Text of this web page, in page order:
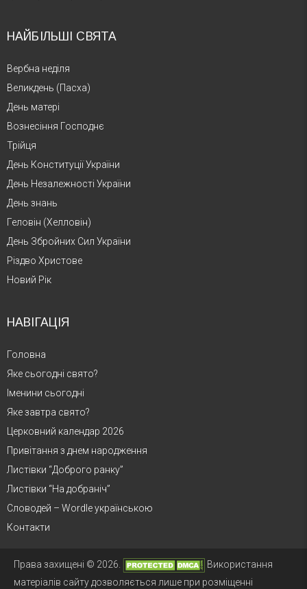
НАЙБІЛЬШІ СВЯТА
Вербна неділя
Великдень (Пасха)
День матері
Вознесіння Господнє
Трійця
День Конституції України
День Незалежності України
День знань
Геловін (Хелловін)
День Збройних Сил України
Різдво Христове
Новий Рік
НАВІГАЦІЯ
Головна
Яке сьогодні свято?
Іменини сьогодні
Яке завтра свято?
Церковний календар 2026
Привітання з днем народження
Листівки “Доброго ранку”
Листівки “На добраніч”
Словодей – Wordle українською
Контакти
Права захищені © 2026.
Використання
матеріалів сайту дозволяється лише при розміщенні